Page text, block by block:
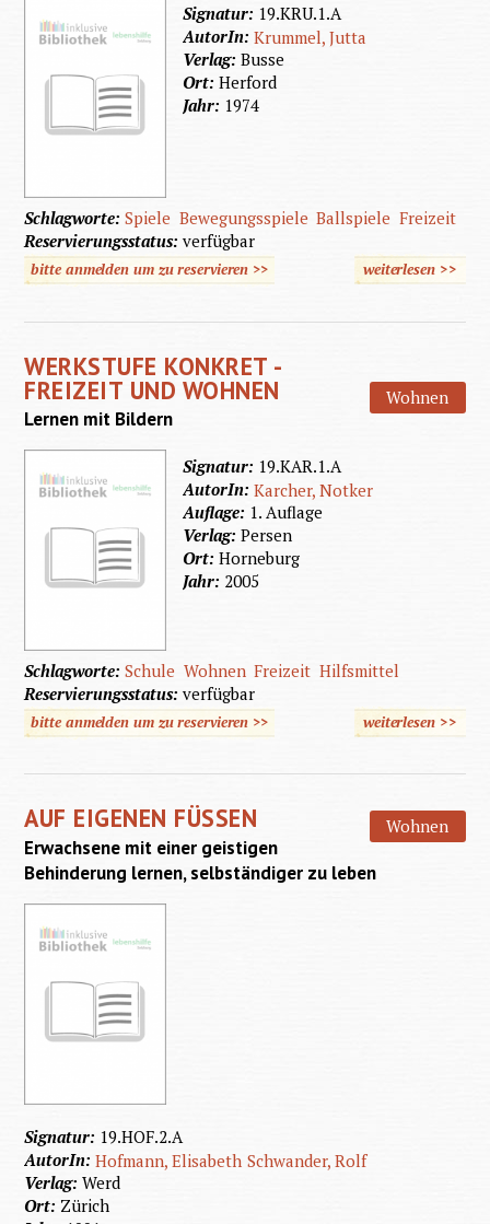
Signatur: 19.KRU.1.A
AutorIn:Krummel, Jutta
Verlag:Busse
Ort:Herford
Jahr: 1974
Schlagworte:Spiele Bewegungsspiele Ballspiele Freizeit
Reservierungsstatus:verfügbar
bitte anmelden um zu reservieren >> weiterlesen
über
>>
WERKSTUFE KONKRET -
FREIZEIT UND WOHNEN Wohnen
Lernen mit Bildern
Signatur: 19.KAR.1.A
AutorIn:Karcher, Notker
Auflage: 1. Auflage
Verlag:Persen
Ort:Horneburg
Jahr: 2005
Schlagworte:Schule Wohnen Freizeit Hilfsmittel
Reservierungsstatus:verfügbar
bitte anmelden um zu reservieren >> weiterlesen
über
>>
AUF EIGENEN FÜSSEN Wohnen
Erwachsene mit einer geistigen
Behinderung lernen, selbständiger zu leben
Signatur: 19.HOF.2.A
AutorIn:Hofmann, Elisabeth Schwander, Rolf
Verlag:Werd
Ort: Zürich